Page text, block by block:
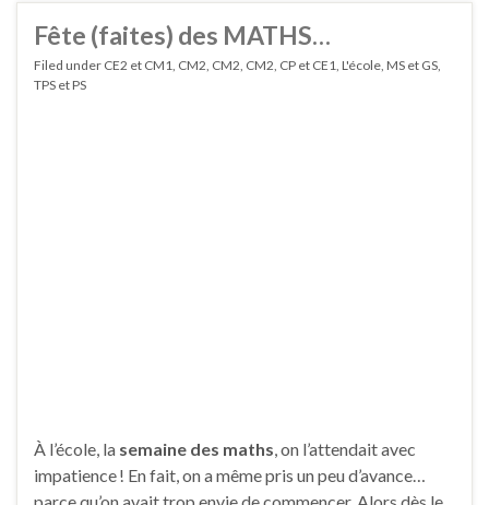
Fête (faites) des MATHS…
Filed under CE2 et CM1 CM2 CM2 CM2 CP et CE1 L'école MS et GS
TPS et PS
À l’école, la semaine des maths, on l’attendait avec
impatience ! En fait, on a même pris un peu d’avance…